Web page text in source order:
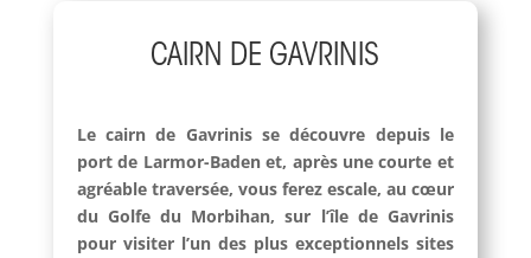
CAIRN DE GAVRINIS
Le cairn de Gavrinis se découvre depuis le
port de Larmor-Baden et, après une courte et
agréable traversée, vous ferez escale, au cœur
du Golfe du Morbihan, sur l’île de Gavrinis
pour visiter l’un des plus exceptionnels sites